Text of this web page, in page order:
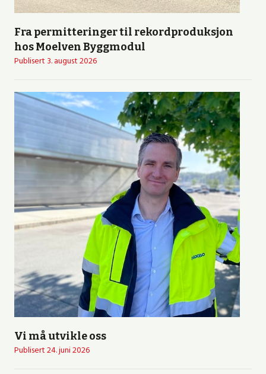
Fra permitteringer til rekordproduksjon
hos Moelven Byggmodul
Publisert 3. august 2026
Vi må utvikle oss
Publisert24. juni 2026